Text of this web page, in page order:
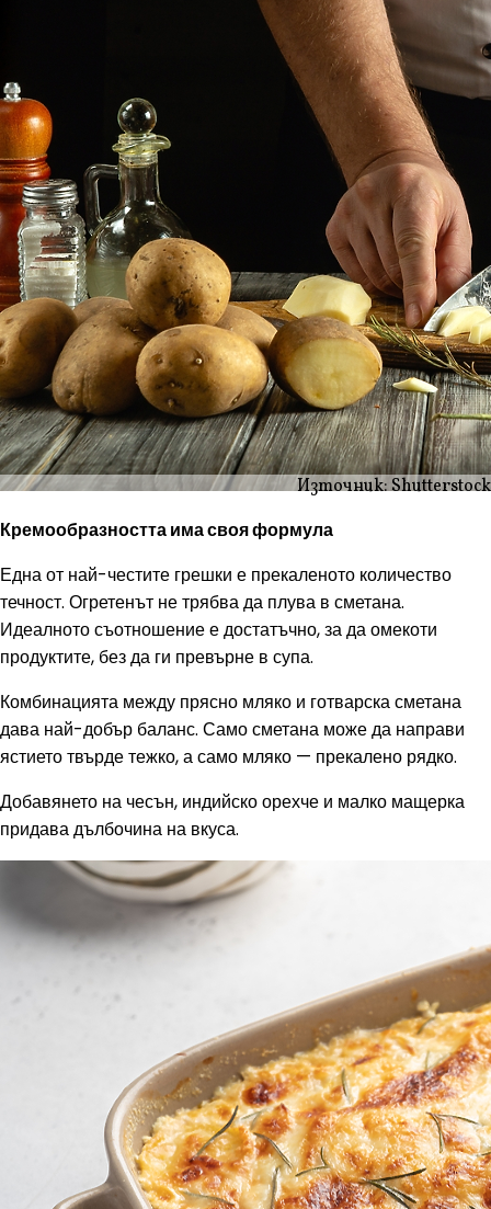
Източник: Shutterstock
Кремообразността има своя формула
Една от най-честите грешки е прекаленото количество
течност. Огретенът не трябва да плува в сметана.
Идеалното съотношение е достатъчно, за да омекоти
продуктите, без да ги превърне в супа.
Комбинацията между прясно мляко и готварска сметана
дава най-добър баланс. Само сметана може да направи
ястието твърде тежко, а само мляко — прекалено рядко.
Добавянето на чесън, индийско орехче и малко мащерка
придава дълбочина на вкуса.